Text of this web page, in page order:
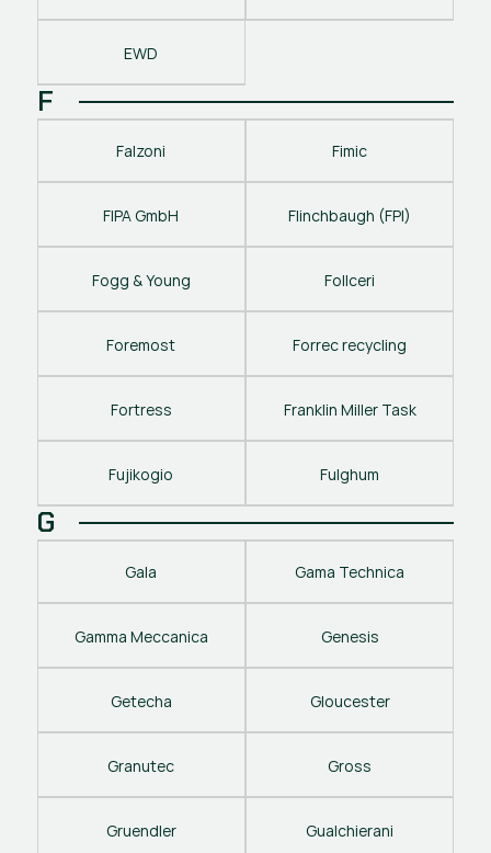
EWD
F
Falzoni Fimic
FIPA GmbH Flinchbaugh (FPI)
Fogg & Young Follceri
Foremost Forrec recycling
Fortress Franklin Miller Task
Fujikogio Fulghum
G
Gala Gama Technica
Gamma Meccanica Genesis
Getecha Gloucester
Granutec Gross
Gruendler Gualchierani